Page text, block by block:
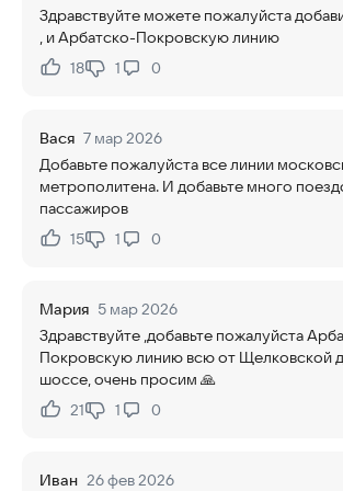
Здравствуйте можете пожалуйста
, и Арбатско-Покровскую линию
Нравится:
18Не нравится:
1 0
Вася 7 мар 2026
Добавьте пожалуйста все линии
метрополитена. И добавьте много
пассажиров
Нравится:
15Не нравится:
1 0
Мария 5 мар 2026
Здравствуйте ,добавьте пожалуйста
Покровскую линию всю от Щелковской
шоссе, очень просим 🙏
Нравится:
21Не нравится:
1 0
Иван 26 фев 2026